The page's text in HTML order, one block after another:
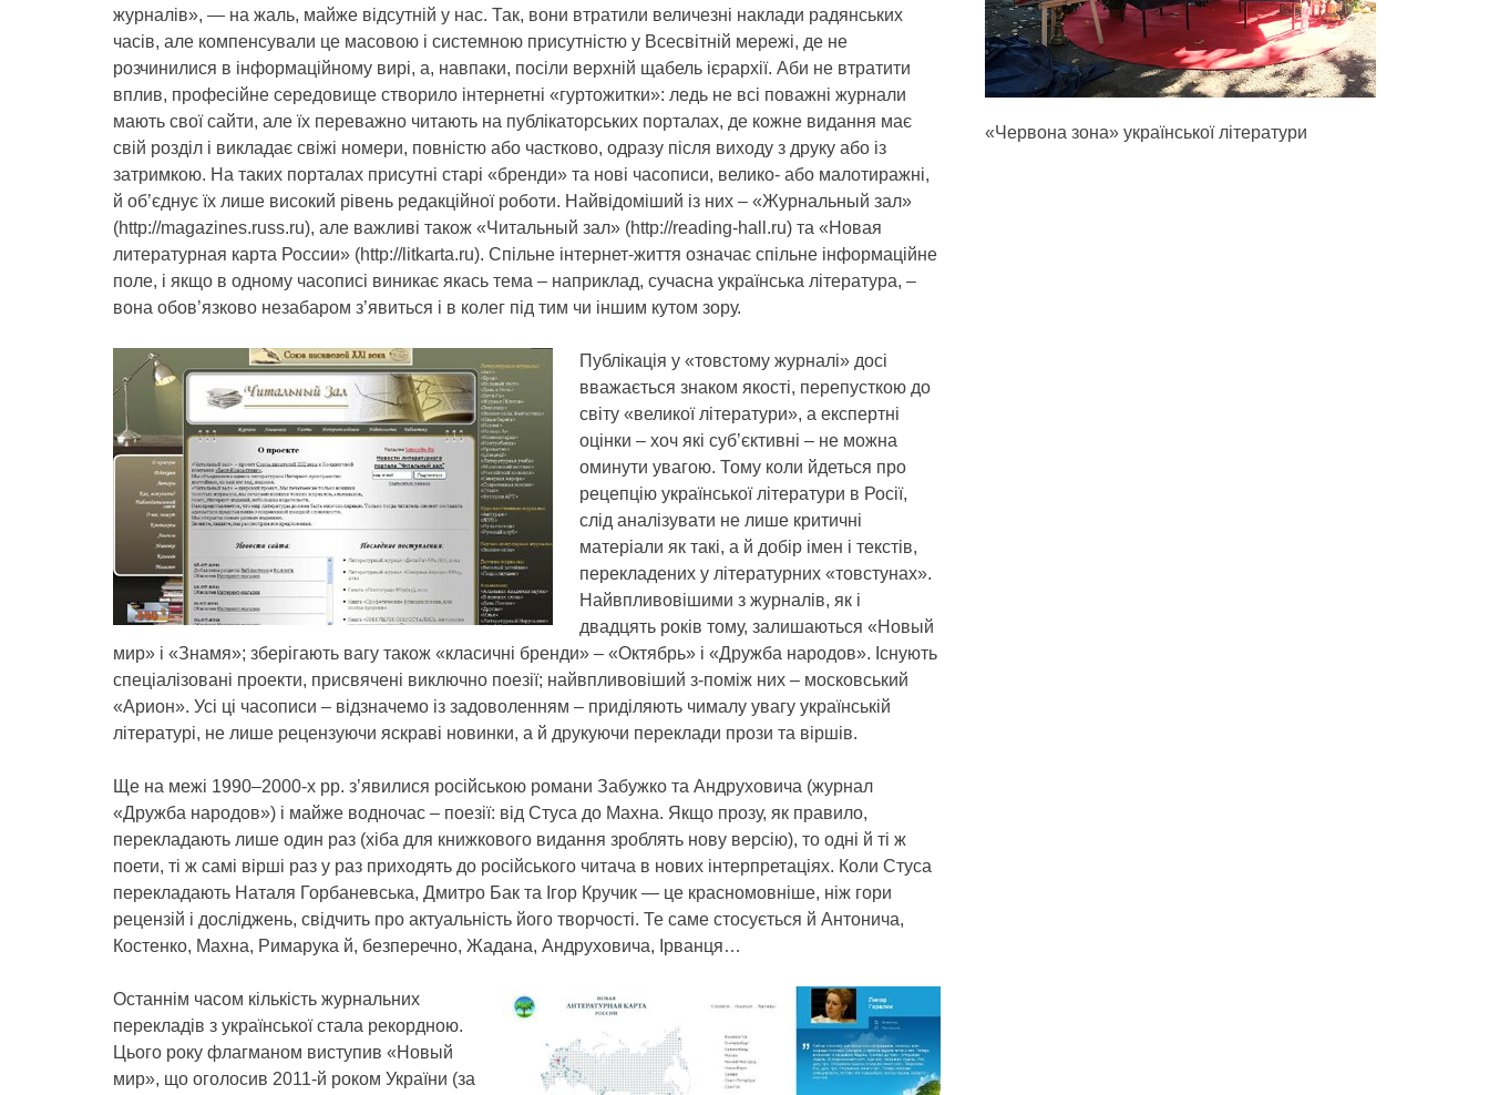
журналів», — на жаль, майже відсутній у нас. Так, вони втратили величезні наклади радянських
часів, але компенсували це масовою і системною присутністю у Всесвітній мережі, де не
розчинилися в інформаційному вирі, а, навпаки, посіли верхній щабель ієрархії. Аби не втратити
вплив, професійне середовище створило інтернетні «гуртожитки»: ледь не всі поважні журнали
мають свої сайти, але їх переважно читають на публікаторських порталах, де кожне видання має
свій розділ і викладає свіжі номери, повністю або частково, одразу після виходу з друку або із
затримкою. На таких порталах присутні старі «бренди» та нові часописи, велико- або малотиражні,
й об’єднує їх лише високий рівень редакційної роботи. Найвідоміший із них – «Журнальный зал»
(http://magazines.russ.ru), але важливі також «Читальный зал» (http://reading-hall.ru) та «Новая
литературная карта России» (http://litkarta.ru). Спільне інтернет-життя означає спільне інформаційне
поле, і якщо в одному часописі виникає якась тема – наприклад, сучасна українська література, –
вона обов’язково незабаром з’явиться і в колег під тим чи іншим кутом зору.
Публікація у «товстому журналі» досі
вважається знаком якості, перепусткою до
світу «великої літератури», а експертні
оцінки – хоч які суб’єктивні – не можна
оминути увагою. Тому коли йдеться про
рецепцію української літератури в Росії,
слід аналізувати не лише критичні
матеріали як такі, а й добір імен і текстів,
перекладених у літературних «товстунах».
Найвпливовішими з журналів, як і
двадцять років тому, залишаються «Новый
мир» і «Знамя»; зберігають вагу також «класичні бренди» – «Октябрь» і «Дружба народов». Існують
спеціалізовані проекти, присвячені виключно поезії; найвпливовіший з-поміж них – московський
«Арион». Усі ці часописи – відзначемо із задоволенням – приділяють чималу увагу українській
літературі, не лише рецензуючи яскраві новинки, а й друкуючи переклади прози та віршів.
Ще на межі 1990–2000-х рр. з’явилися російською романи Забужко та Андруховича (журнал
«Дружба народов») і майже водночас – поезії: від Стуса до Махна. Якщо прозу, як правило,
перекладають лише один раз (хіба для книжкового видання зроблять нову версію), то одні й ті ж
поети, ті ж самі вірші раз у раз приходять до російського читача в нових інтерпретаціях. Коли Стуса
перекладають Наталя Горбаневська, Дмитро Бак та Ігор Кручик — це красномовніше, ніж гори
рецензій і досліджень, свідчить про актуальність його творчості. Те саме стосується й Антонича,
Костенко, Махна, Римарука й, безперечно, Жадана, Андруховича, Ірванця…
Останнім часом кількість журнальних
перекладів з української стала рекордною.
Цього року флагманом виступив «Новый
мир», що оголосив 2011-й роком України (за
«Червона зона» української літератури